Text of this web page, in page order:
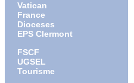
Vatican
France
Dioceses
EPS Clermont
FSCF
UGSEL
Tourisme